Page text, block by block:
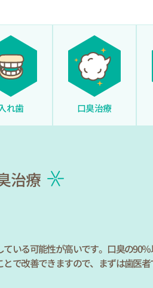
れ歯 口臭治療
治療
いる可能性が高いです。口臭の90
で改善できますので、まずは歯医